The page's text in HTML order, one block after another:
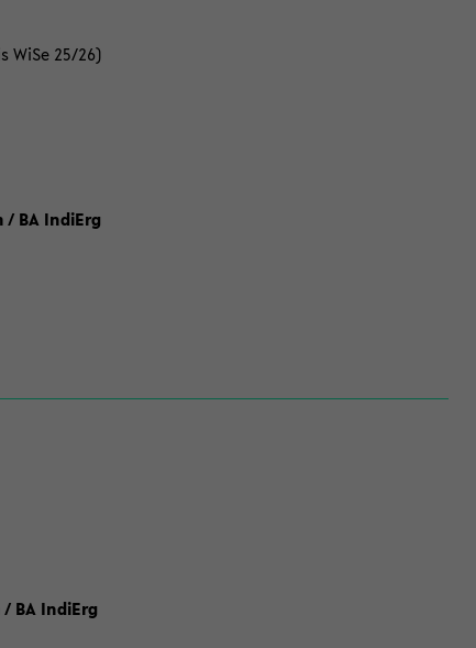
WiSe 25/26)
/ BA IndiErg
BA IndiErg